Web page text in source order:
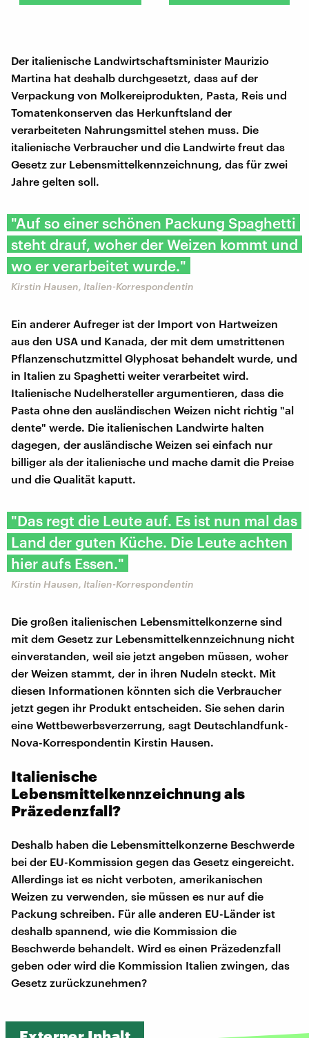
Der italienische Landwirtschaftsminister Maurizio
Martina hat deshalb durchgesetzt, dass auf der
Verpackung von Molkereiprodukten, Pasta, Reis und
Tomatenkonserven das Herkunftsland der
verarbeiteten Nahrungsmittel stehen muss. Die
italienische Verbraucher und die Landwirte freut das
Gesetz zur Lebensmittelkennzeichnung, das für zwei
Jahre gelten soll.
"Auf so einer schönen Packung Spaghetti
steht drauf, woher der Weizen kommt und
wo er verarbeitet wurde."
Kirstin Hausen, Italien-Korrespondentin
Ein anderer Aufreger ist der Import von Hartweizen
aus den USA und Kanada, der mit dem umstrittenen
Pflanzenschutzmittel Glyphosat behandelt wurde, und
in Italien zu Spaghetti weiter verarbeitet wird.
Italienische Nudelhersteller argumentieren, dass die
Pasta ohne den ausländischen Weizen nicht richtig "al
dente" werde. Die italienischen Landwirte halten
dagegen, der ausländische Weizen sei einfach nur
billiger als der italienische und mache damit die Preise
und die Qualität kaputt.
"Das regt die Leute auf. Es ist nun mal das
Land der guten Küche. Die Leute achten
hier aufs Essen."
Kirstin Hausen, Italien-Korrespondentin
Die großen italienischen Lebensmittelkonzerne sind
mit dem Gesetz zur Lebensmittelkennzeichnung nicht
einverstanden, weil sie jetzt angeben müssen, woher
der Weizen stammt, der in ihren Nudeln steckt. Mit
diesen Informationen könnten sich die Verbraucher
jetzt gegen ihr Produkt entscheiden. Sie sehen darin
eine Wettbewerbsverzerrung, sagt Deutschlandfunk-
Nova-Korrespondentin Kirstin Hausen.
Italienische
Lebensmittelkennzeichnung als
Präzedenzfall?
Deshalb haben die Lebensmittelkonzerne Beschwerde
bei der EU-Kommission gegen das Gesetz eingereicht.
Allerdings ist es nicht verboten, amerikanischen
Weizen zu verwenden, sie müssen es nur auf die
Packung schreiben. Für alle anderen EU-Länder ist
deshalb spannend, wie die Kommission die
Beschwerde behandelt. Wird es einen Präzedenzfall
geben oder wird die Kommission Italien zwingen, das
Gesetz zurückzunehmen?